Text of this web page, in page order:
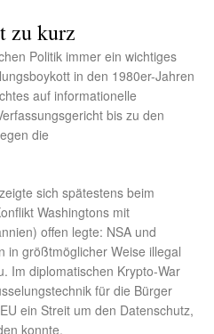
zu kurz
Politik immer ein wichtiges
in den 1980er-Jahren
auf informationelle
bis zu den
die
sich spätestens beim
Washingtons mit
offen legte: NSA und
in größtmöglicher Weise illegal
Im diplomatischen Krypto-War
für die Bürger
ein Streit um den Datenschutz,
konnte.